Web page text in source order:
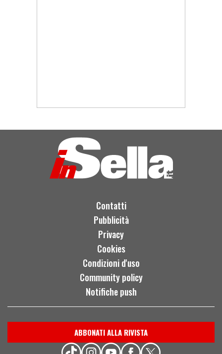
Contatti
Pubblicità
Privacy
Cookies
Condizioni d'uso
Community policy
Notifiche push
ABBONATI ALLA RIVISTA